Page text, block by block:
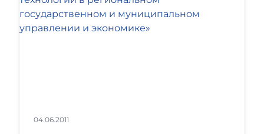
04.06.2011